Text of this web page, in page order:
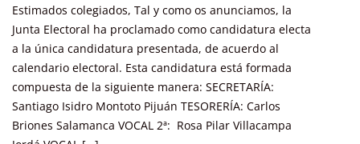
Estimados colegiados, Tal y como os anunciamos, la
Junta Electoral ha proclamado como candidatura electa
a la única candidatura presentada, de acuerdo al
calendario electoral. Esta candidatura está formada
compuesta de la siguiente manera: SECRETARÍA:
Santiago Isidro Montoto Pijuán TESORERÍA: Carlos
Briones Salamanca VOCAL 2ª: Rosa Pilar Villacampa